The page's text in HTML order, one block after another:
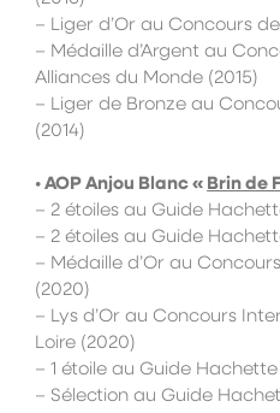
– Liger d’Or au Concours
– Médaille d’Argent au
Alliances du Monde (2015)
– Liger de Bronze au
(2014)
•AOPAnjou Blanc « Brin de
– 2 étoiles au Guide
– 2 étoiles au Guide
– Médaille d’Or au
(2020)
– Lys d’Or au Concours
Loire (2020)
– 1 étoile au Guide Hachette
– Sélection au Guide